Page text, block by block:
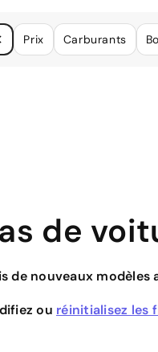
Prix Carburants
de
de nouveaux
ou réinitialisez les